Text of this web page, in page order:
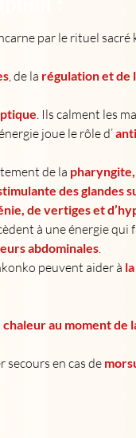
par le rituel
, de la régulation et de
. Ils calment les
joue le rôle d’
de la pharyngite,
des glandes
de vertiges et
à une énergie qui
abdominales
peuvent aider à
au moment de
secours en cas de